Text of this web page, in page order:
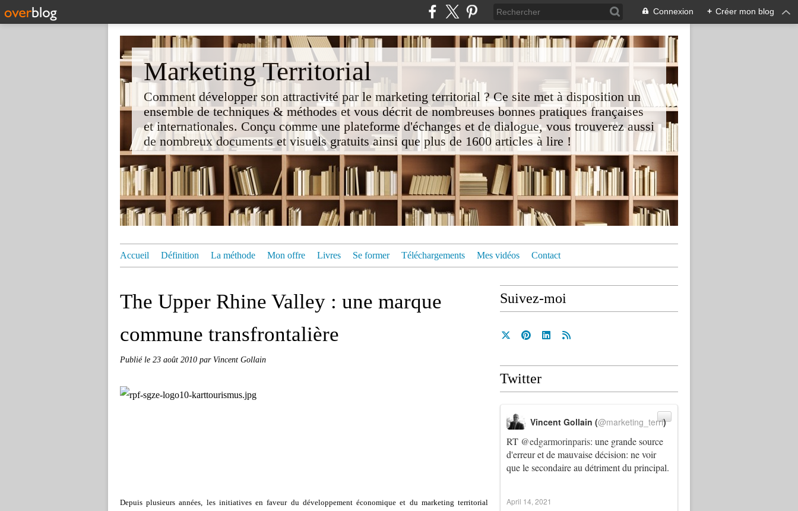
Connexion + Créer mon blog
Marketing Territorial
Comment développer son attractivité par le marketing territorial ? Ce site met à disposition un
ensemble de techniques & méthodes et vous décrit de nombreuses bonnes pratiques françaises
et internationales. Conçu comme une plateforme d'échanges et de dialogue, vous trouverez aussi
de nombreux documents et visuels gratuits ainsi que plus de 1600 articles à lire !
Accueil Définition La méthode Mon offre Livres Se former Téléchargements Mes vidéos Contact
The Upper Rhine Valley : une marque
commune transfrontalière
Publié le 23 août 2010 par Vincent Gollain
Depuis plusieurs années, les initiatives en faveur du développement économique et du marketing territorial
Suivez-moi
Twitter
RT @edgarmorinparis: une grande source
d'erreur et de mauvaise décision: ne voir
que le secondaire au détriment du principal.
Vincent Gollain (@marketing_terri)
April 14, 2021